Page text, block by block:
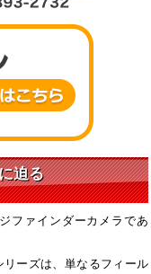
迫る
ファインダーカメラであ
ーズは、単なるフィール